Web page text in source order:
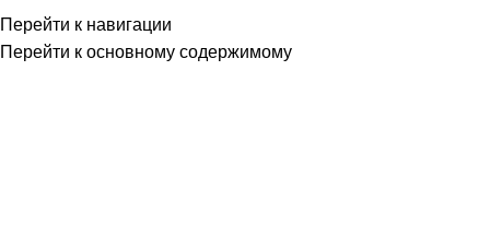
Перейти к навигации
Перейти к основному содержимому